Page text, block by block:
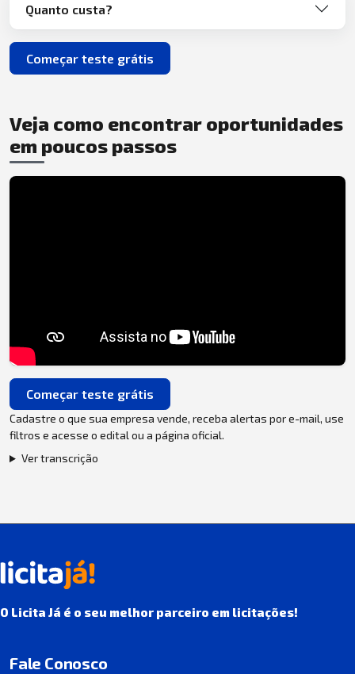
Quanto custa?
Começar teste grátis
Veja como encontrar oportunidades
em poucos passos
Começar teste grátis
Cadastre o que sua empresa vende, receba alertas por e-mail, use
filtros e acesse o edital ou a página oficial.
Ver transcrição
O Licita Já é o seu melhor parceiro em licitações!
Fale Conosco